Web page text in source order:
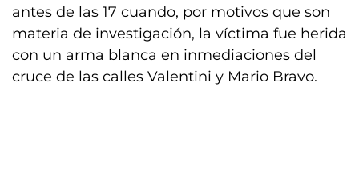
antes de las 17 cuando, por motivos que son
materia de investigación, la víctima fue herida
con un arma blanca en inmediaciones del
cruce de las calles Valentini y Mario Bravo.